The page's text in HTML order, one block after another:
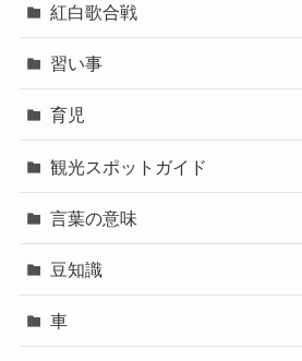
紅白歌合戦
習い事
育児
観光スポットガイド
言葉の意味
豆知識
車